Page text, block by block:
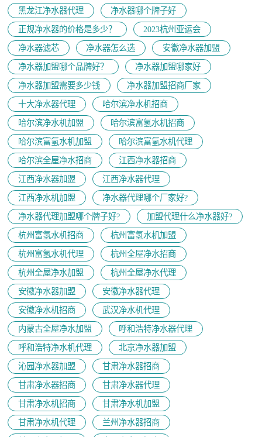
黑龙江净水器代理
净水器哪个牌子好
正规净水器的价格是多少？
2023杭州亚运会
净水器滤芯
净水器怎么选
安徽净水器加盟
净水器加盟哪个品牌好？
净水器加盟哪家好
净水器加盟需要多少钱
净水器加盟招商厂家
十大净水器代理
哈尔滨净水机招商
哈尔滨净水机加盟
哈尔滨富氢水机招商
哈尔滨富氢水机加盟
哈尔滨富氢水机代理
哈尔滨全屋净水招商
江西净水器招商
江西净水器加盟
江西净水器代理
江西净水机加盟
净水器代理哪个厂家好?
净水器代理加盟哪个牌子好?
加盟代理什么净水器好?
杭州富氢水机招商
杭州富氢水机加盟
杭州富氢水机代理
杭州全屋净水招商
杭州全屋净水加盟
杭州全屋净水代理
安徽净水器加盟
安徽净水器代理
安徽净水机招商
武汉净水机代理
内蒙古全屋净水加盟
呼和浩特净水器代理
呼和浩特净水机代理
北京净水器加盟
沁园净水器加盟
甘肃净水器招商
甘肃净水器招商
甘肃净水器代理
甘肃净水机招商
甘肃净水机加盟
甘肃净水机代理
兰州净水器招商